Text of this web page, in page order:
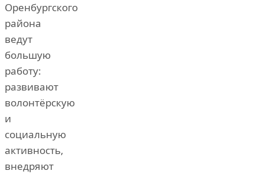
Оренбургского
района
ведут
большую
работу:
развивают
волонтёрскую
и
социальную
активность,
внедряют